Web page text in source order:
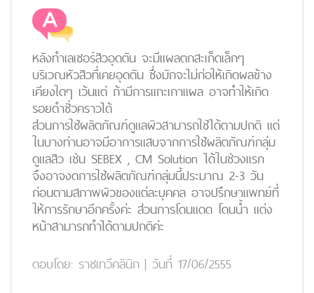
หลังทำเลเซอร์สิวอุดตัน จะมีแผลตกสะเก็ดเล็กๆ
บริเวณหัวสิวที่เคยอุดตัน ซึ่งมักจะไม่ก่อให้เกิดผลข้าง
เคียงใดๆ เว้นแต่ ถ้ามีการแกะเกาแผล อาจทำให้เกิด
รอยดำชั่วคราวได้
ส่วนการใช้ผลิตภัณฑ์ดูแลผิวสามารถใช้ได้ตามปกติ แต่
ในบางท่านอาจมีอาการแสบจากการใช้ผลิตภัณฑ์กลุ่ม
ดูแลสิว เช่น SEBEX , CM Solution ได้ในช่วงแรก
จึงอาจงดการใช้ผลิตภัณฑ์กลุ่มนี้ประมาณ 2-3 วัน
ก่อนตามสภาพผิวของแต่ละบุคคล อาจปรึกษาแพทย์ที่
ให้การรักษาอีกครั้งค่ะ ส่วนการโดนแดด โดนน้ำ แต่ง
หน้าสามารถทำได้ตามปกติค่ะ
ตอบโดย: ราชเทวีคลินิก | วันที่ 17/06/2555